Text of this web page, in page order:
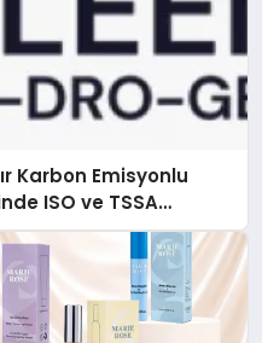
Karbon Emisyonlu
ISO ve TSSA